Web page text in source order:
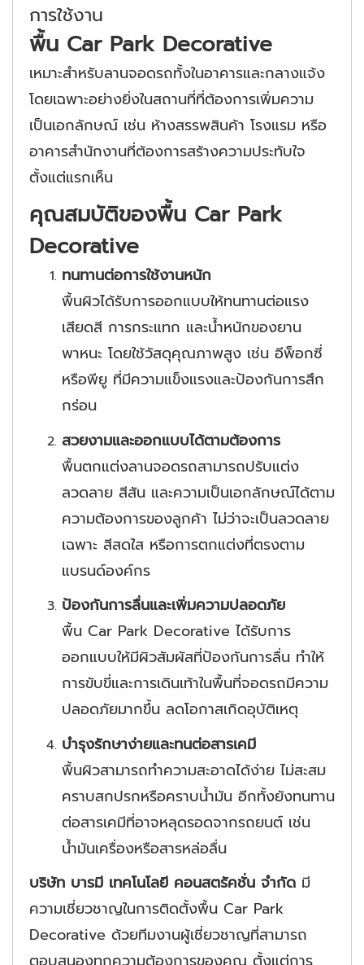
การใช้งาน
พื้น Car Park Decorative
เหมาะสำหรับลานจอดรถทั้งในอาคารและกลางแจ้ง
โดยเฉพาะอย่างยิ่งในสถานที่ที่ต้องการเพิ่มความ
เป็นเอกลักษณ์ เช่น ห้างสรรพสินค้า โรงแรม หรือ
อาคารสำนักงานที่ต้องการสร้างความประทับใจ
ตั้งแต่แรกเห็น
คุณสมบัติของพื้น Car Park
Decorative
ทนทานต่อการใช้งานหนัก
พื้นผิวได้รับการออกแบบให้ทนทานต่อแรง
เสียดสี การกระแทก และน้ำหนักของยาน
พาหนะ โดยใช้วัสดุคุณภาพสูง เช่น อีพ็อกซี่
หรือพียู ที่มีความแข็งแรงและป้องกันการสึก
กร่อน
สวยงามและออกแบบได้ตามต้องการ
พื้นตกแต่งลานจอดรถสามารถปรับแต่ง
ลวดลาย สีสัน และความเป็นเอกลักษณ์ได้ตาม
ความต้องการของลูกค้า ไม่ว่าจะเป็นลวดลาย
เฉพาะ สีสดใส หรือการตกแต่งที่ตรงตาม
แบรนด์องค์กร
ป้องกันการลื่นและเพิ่มความปลอดภัย
พื้น Car Park Decorative ได้รับการ
ออกแบบให้มีผิวสัมผัสที่ป้องกันการลื่น ทำให้
การขับขี่และการเดินเท้าในพื้นที่จอดรถมีความ
ปลอดภัยมากขึ้น ลดโอกาสเกิดอุบัติเหตุ
บำรุงรักษาง่ายและทนต่อสารเคมี
พื้นผิวสามารถทำความสะอาดได้ง่าย ไม่สะสม
คราบสกปรกหรือคราบน้ำมัน อีกทั้งยังทนทาน
ต่อสารเคมีที่อาจหลุดรอดจากรถยนต์ เช่น
น้ำมันเครื่องหรือสารหล่อลื่น
บริษัท บารมี เทคโนโลยี คอนสตรัคชั่น จำกัด มี
ความเชี่ยวชาญในการติดตั้งพื้น Car Park
Decorative ด้วยทีมงานผู้เชี่ยวชาญที่สามารถ